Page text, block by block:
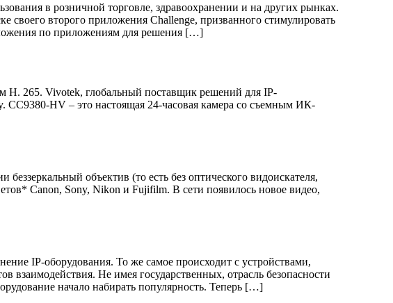
в розничной торговле, здравоохранении и на других рынках.
своего второго приложения Challenge, призванного стимулировать
по приложениям для решения […]
H. 265. Vivotek, глобальный поставщик решений для IP-
CC9380-HV – это настоящая 24-часовая камера со съемным ИК-
объектив (то есть без оптического видоискателя,
Canon, Sony, Nikon и Fujifilm. В сети появилось новое видео,
IP-оборудования. То же самое происходит с устройствами,
Не имея государственных, отрасль безопасности
начало набирать популярность. Теперь […]